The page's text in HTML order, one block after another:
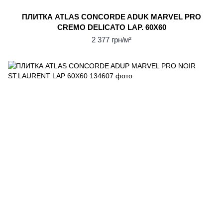
ПЛИТКА ATLAS CONCORDE ADUK MARVEL PRO
CREMO DELICATO LAP. 60X60
2 377 грн/м²